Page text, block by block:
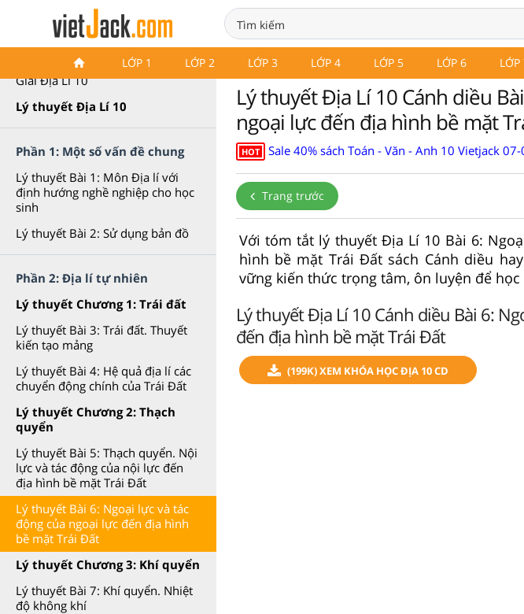
LỚP 1 LỚP 2 LỚP 3 LỚP 4 LỚP 5 LỚP 6 LỚP
Lý thuyết Địa Lí 10 Cánh diều
Giải Địa Lí 10
Lý thuyết Địa Lí 10
Phần 1: Một số vấn đề chung
Lý thuyết Bài 1: Môn Địa lí với
định hướng nghề nghiệp cho học
sinh
Lý thuyết Bài 2: Sử dụng bản đồ
Phần 2: Địa lí tự nhiên
Lý thuyết Chương 1: Trái đất
Lý thuyết Bài 3: Trái đất. Thuyết
kiến tạo mảng
Lý thuyết Bài 4: Hệ quả địa lí các
chuyển động chính của Trái Đất
Lý thuyết Chương 2: Thạch
quyển
Lý thuyết Bài 5: Thạch quyển. Nội
lực và tác động của nội lực đến
địa hình bề mặt Trái Đất
Lý thuyết Bài 6: Ngoại lực và tác
động của ngoại lực đến địa hình
bề mặt Trái Đất
Lý thuyết Chương 3: Khí quyển
Lý thuyết Bài 7: Khí quyển. Nhiệt
độ không khí
Lý thuyết Địa Lí 10 Cánh diều
ngoại lực đến địa hình bề mặt
HOT Sale 40% sách Toán - Văn - Anh 10 Vietjack
Trang trước
Với tóm tắt lý thuyết Địa Lí 10 Bài 6:
hình bề mặt Trái Đất sách Cánh diều
vững kiến thức trọng tâm, ôn luyện để
Lý thuyết Địa Lí 10 Cánh diều Bài 6:
đến địa hình bề mặt Trái Đất
(199K) XEM KHÓA HỌC ĐỊA 10 CD